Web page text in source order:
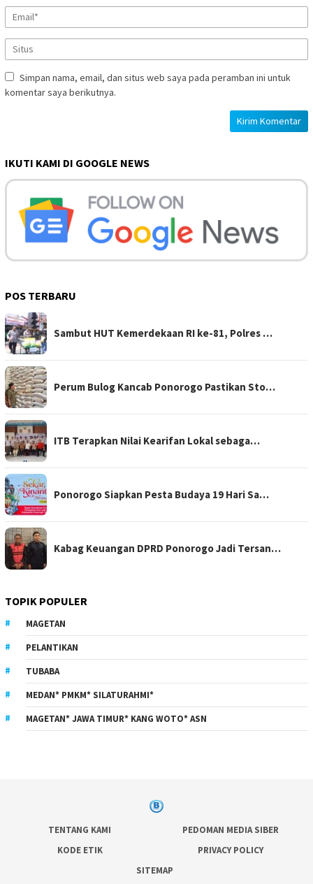
Simpan nama, email, dan situs web saya pada peramban ini untuk
komentar saya berikutnya.
IKUTI KAMI DI GOOGLE NEWS
POS TERBARU
Sambut HUT Kemerdekaan RI ke-81, Polres …
Perum Bulog Kancab Ponorogo Pastikan Sto…
ITB Terapkan Nilai Kearifan Lokal sebaga…
Ponorogo Siapkan Pesta Budaya 19 Hari Sa…
Kabag Keuangan DPRD Ponorogo Jadi Tersan…
TOPIK POPULER
MAGETAN
PELANTIKAN
TUBABA
MEDAN* PMKM* SILATURAHMI*
MAGETAN* JAWA TIMUR* KANG WOTO* ASN
TENTANG KAMI
PEDOMAN MEDIA SIBER
KODE ETIK
PRIVACY POLICY
SITEMAP